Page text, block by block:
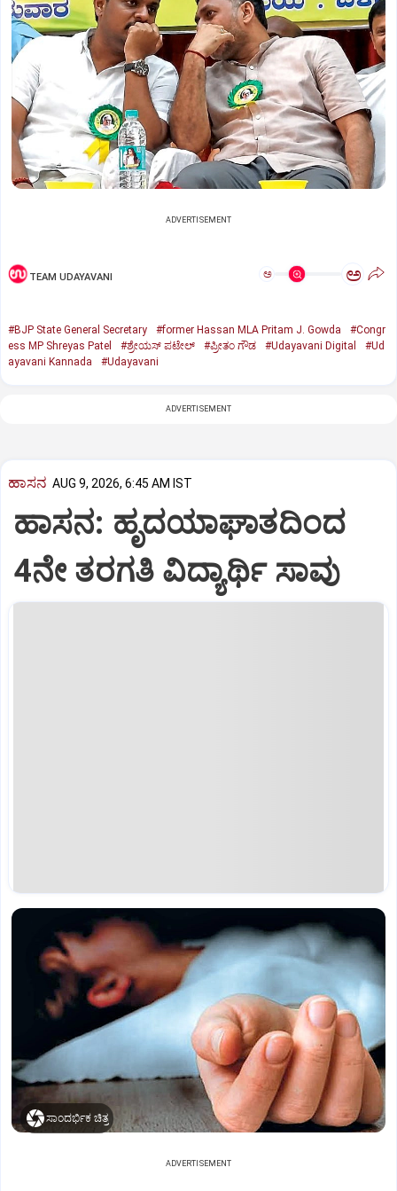
ADVERTISEMENT
TEAM UDAYAVANI ಅ ಅ
#BJP State General Secretary #former Hassan MLA Pritam J. Gowda
#Congr
ess MP Shreyas Patel
#ಶ್ರೇಯಸ್ ಪಟೇಲ್ #ಪ್ರೀತಂ ಗೌಡ #Udayavani Digital
#Ud
ayavani Kannada
#Udayavani
ADVERTISEMENT
ಹಾಸನ AUG 9, 2026, 6:45 AM IST
ಹಾಸನ: ಹೃದಯಾಘಾತದಿಂದ
4ನೇ ತರಗತಿ ವಿದ್ಯಾರ್ಥಿ ಸಾವು
ಸಾಂದರ್ಭಿಕ ಚಿತ್ರ
ADVERTISEMENT